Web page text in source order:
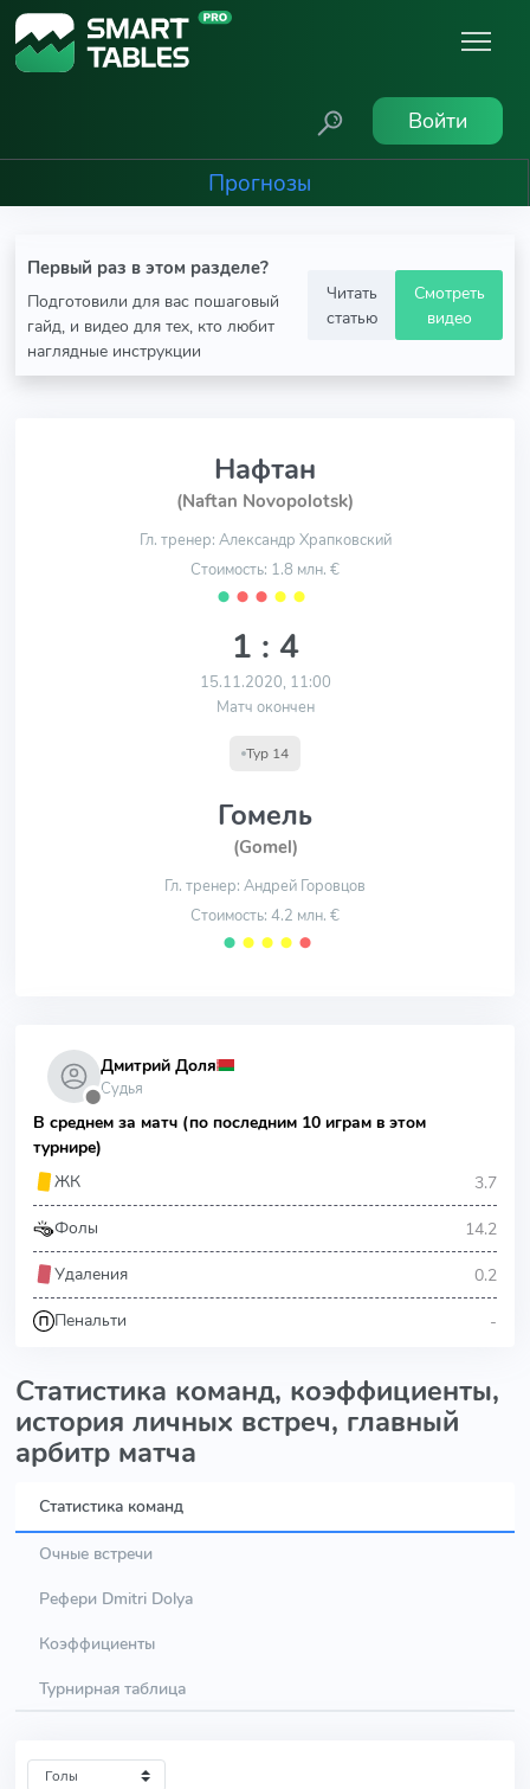
Войти
Прогнозы
Первый раз в этом разделе?
Подготовили для вас пошаговый
гайд, и видео для тех, кто любит
наглядные инструкции
Читать
статью
Смотреть
видео
Нафтан
(Naftan Novopolotsk)
Гл. тренер: Александр Храпковский
Стоимость: 1.8 млн. €
⬤ ⬤ ⬤ ⬤ ⬤
1 : 4
15.11.2020, 11:00
Матч окончен
Тур 14
Гомель
(Gomel)
Гл. тренер: Андрей Горовцов
Стоимость: 4.2 млн. €
⬤ ⬤ ⬤ ⬤ ⬤
⬤
Дмитрий Доля
Судья
В среднем за матч (по последним 10 играм в этом
турнире)
ЖК
3.7
Фолы 14.2
Удаления 0.2
Пенальти -
Статистика команд, коэффициенты,
история личных встреч, главный
арбитр матча
Статистика команд
Очные встречи
Рефери Dmitri Dolya
Коэффициенты
Турнирная таблица